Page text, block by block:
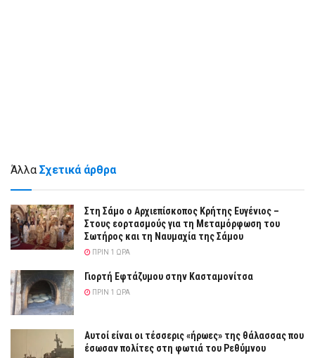
Άλλα Σχετικά άρθρα
Στη Σάμο ο Αρχιεπίσκοπος Κρήτης Ευγένιος –
Στους εορτασμούς για τη Μεταμόρφωση του
Σωτήρος και τη Ναυμαχία της Σάμου
ΠΡΙΝ 1 ΏΡΑ
Γιορτή Εφτάζυμου στην Κασταμονίτσα
ΠΡΙΝ 1 ΏΡΑ
Αυτοί είναι οι τέσσερις «ήρωες» της θάλασσας που
έσωσαν πολίτες στη φωτιά του Ρεθύμνου